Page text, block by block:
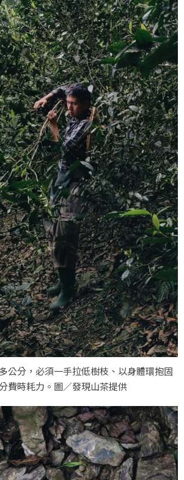
公分，必須一手拉低樹枝、以身體環抱固
費時耗力。圖／發現山茶提供